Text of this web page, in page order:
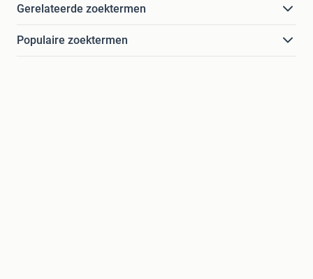
Gerelateerde zoektermen
Populaire zoektermen